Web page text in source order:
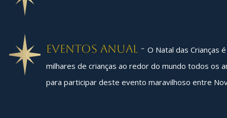
eventos anual - O Natal das Crianças
milhares de crianças ao redor do mundo todos os
para participar deste evento maravilhoso entre